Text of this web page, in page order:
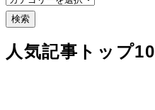
検索
人気記事トップ10